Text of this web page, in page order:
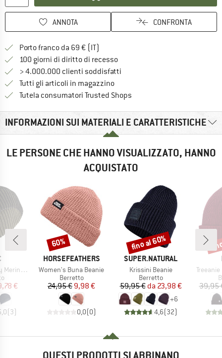
ANNOTA CONFRONTA
Porto franco da 69 € (IT)
100 giorni di diritto di recessoVai alla politica di recesso qui
> 4.000.000 clienti soddisfatti
Tutti gli articoli in magazzino
Tutela consumatori Trusted Shops
INFORMAZIONI SUI MATERIALI E CARATTERISTICHE
LE PERSONE CHE HANNO VISUALIZZATO, HANNO
ACQUISTATO
Beanie
prodotti
ridotto
€
(3)
MARCHIO
HORSEFEATHERS
Articolo
Women's Buna Beanie
Gruppo di prodotti
Berretto
Prezzo
24,95 €Prezzo ridotto
9,98 €
0,0(0)
Sconto
60%
MARCHIO
SUPER.NATURAL
Articolo
Krissini Beanie
Gruppo di prodotti
Berretto
Prezzo
59,95 € Prezzo ridotto
da 23,98 €
+6
4,6(32)
Sconto
fino al 60%
Articolo
39,95
QUESTI PRODOTTI SI ABBINANO